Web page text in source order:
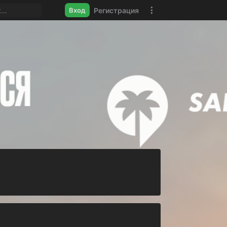
Вход Регистрация